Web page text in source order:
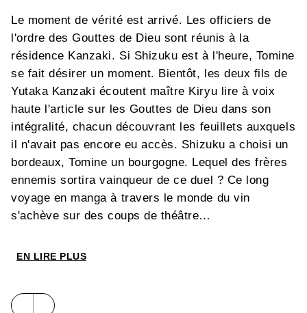
Le moment de vérité est arrivé. Les officiers de
l'ordre des Gouttes de Dieu sont réunis à la
résidence Kanzaki. Si Shizuku est à l'heure, Tomine
se fait désirer un moment. Bientôt, les deux fils de
Yutaka Kanzaki écoutent maître Kiryu lire à voix
haute l'article sur les Gouttes de Dieu dans son
intégralité, chacun découvrant les feuillets auxquels
il n'avait pas encore eu accès. Shizuku a choisi un
bordeaux, Tomine un bourgogne. Lequel des frères
ennemis sortira vainqueur de ce duel ? Ce long
voyage en manga à travers le monde du vin
s'achève sur des coups de théâtre…
EN LIRE PLUS